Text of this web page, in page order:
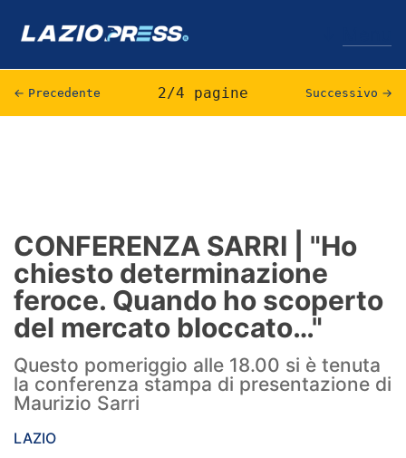
Formello
Infortuni
Primavera
Calciomercato
Lazio Women
Rassegna Lazio
← Precedente 2/4 pagine Successivo →
CONFERENZA SARRI | "Ho
chiesto determinazione
feroce. Quando ho scoperto
del mercato bloccato…"
Questo pomeriggio alle 18.00 si è tenuta
la conferenza stampa di presentazione di
Maurizio Sarri
LAZIO